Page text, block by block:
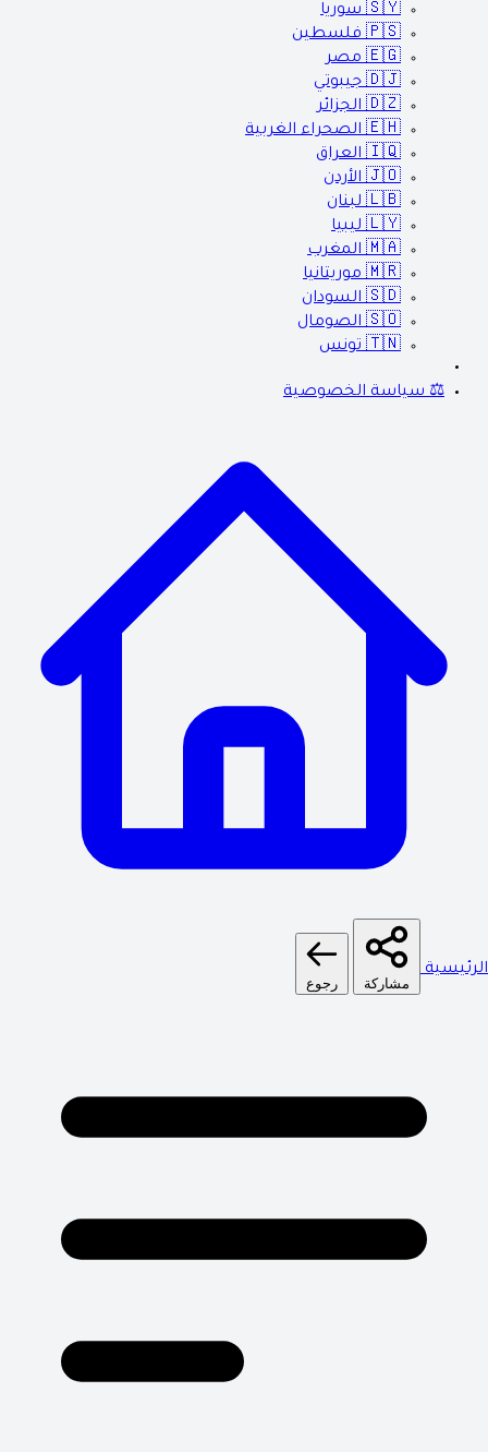
🇸🇾 سوريا
🇵🇸 فلسطين
🇪🇬 مصر
🇩🇯 جيبوتي
🇩🇿 الجزائر
🇪🇭 الصحراء الغربية
🇮🇶 العراق
🇯🇴 الأردن
🇱🇧 لبنان
🇱🇾 ليبيا
🇲🇦 المغرب
🇲🇷 موريتانيا
🇸🇩 السودان
🇸🇴 الصومال
🇹🇳 تونس
⚖️ سياسة الخصوصية
الرئيسية
مشاركة رجوع